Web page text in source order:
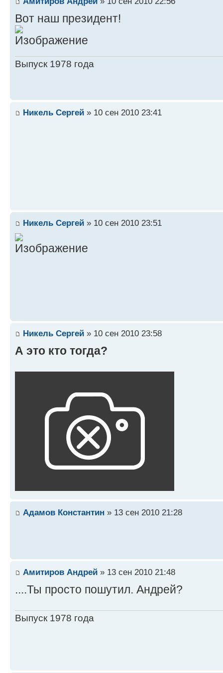
Вот наш президент!
Выпуск 1978 года
Никель Сергей » 10 сен 2010 23:41
Никель Сергей » 10 сен 2010 23:51
Никель Сергей » 10 сен 2010 23:58
А это кто тогда?
Адамов Константин » 13 сен 2010 21:28
Амитиров Андрей » 13 сен 2010 21:48
....Ты просто пошутил. Андрей?
Выпуск 1978 года